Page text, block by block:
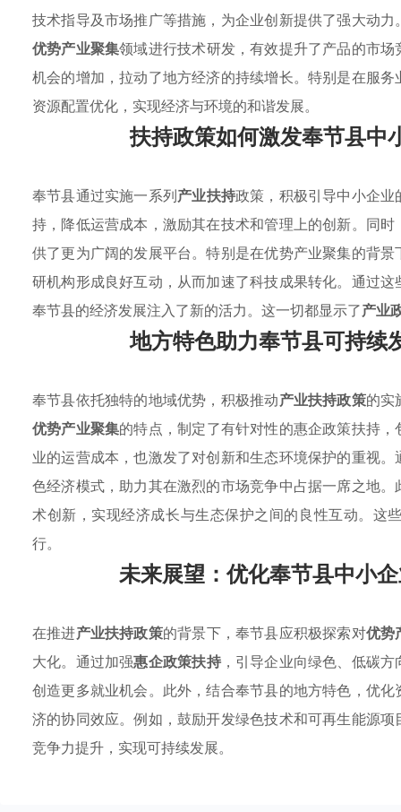
技术指导及市场推广等措施，为企业创新提供了强大动
优势产业聚集领域进行技术研发，有效提升了产品的市
机会的增加，拉动了地方经济的持续增长。特别是在服
资源配置优化，实现经济与环境的和谐发展。
扶持政策如何激发奉节县中
奉节县通过实施一系列产业扶持政策，积极引导中小企
持，降低运营成本，激励其在技术和管理上的创新。同
供了更为广阔的发展平台。特别是在优势产业聚集的背
研机构形成良好互动，从而加速了科技成果转化。通过
奉节县的经济发展注入了新的活力。这一切都显示了产业
地方特色助力奉节县可持续
奉节县依托独特的地域优势，积极推动产业扶持政策的实
优势产业聚集的特点，制定了有针对性的惠企政策扶持
业的运营成本，也激发了对创新和生态环境保护的重视
色经济模式，助力其在激烈的市场竞争中占据一席之地
术创新，实现经济成长与生态保护之间的良性互动。这
行。
未来展望：优化奉节县中小
在推进产业扶持政策的背景下，奉节县应积极探索对优势
大化。通过加强惠企政策扶持，引导企业向绿色、低碳
创造更多就业机会。此外，结合奉节县的地方特色，优
济的协同效应。例如，鼓励开发绿色技术和可再生能源
竞争力提升，实现可持续发展。